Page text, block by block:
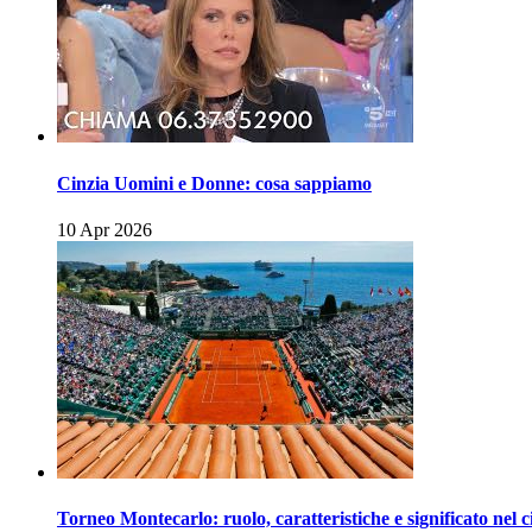
Cinzia Uomini e Donne: cosa sappiamo
10 Apr 2026
Torneo Montecarlo: ruolo, caratteristiche e significato nel